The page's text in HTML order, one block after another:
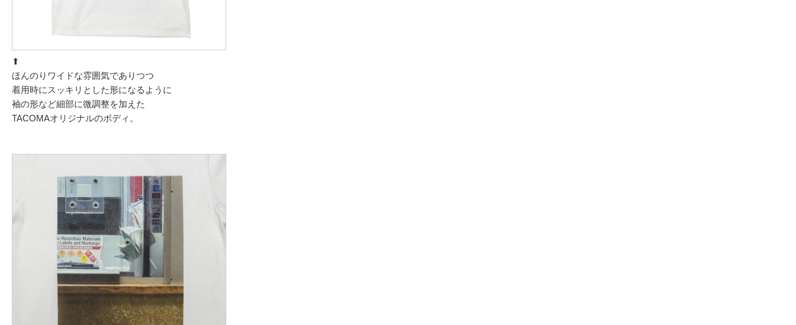
⬆︎
ほんのりワイドな雰囲気でありつつ
着用時にスッキリとした形になるように
袖の形など細部に微調整を加えた
TACOMAオリジナルのボディ。